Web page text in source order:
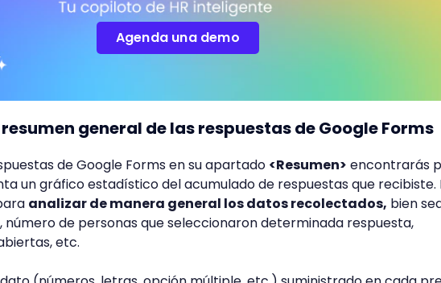
Agenda una demo
resumen general de las respuestas de Google Forms
de Google Forms en su apartado <Resumen> encontrarás
un gráfico estadístico del acumulado de respuestas que recibiste.
analizar de manera general los datos recolectados, bien
número de personas que seleccionaron determinada respuesta,
etc.